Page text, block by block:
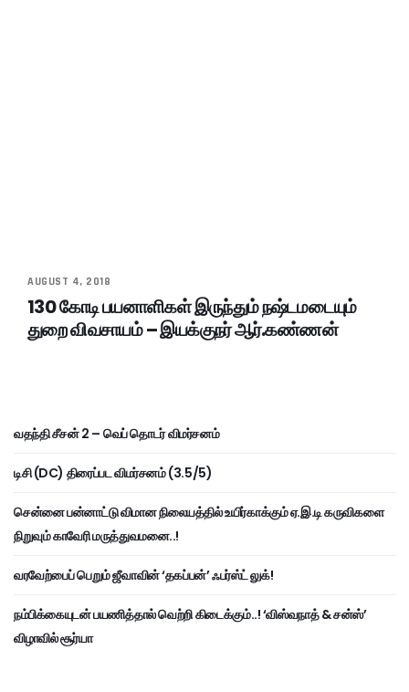
AUGUST 4, 2018
130 கோடி பயனாளிகள் இருந்தும் நஷ்டமடையும்
துறை விவசாயம் – இயக்குநர் ஆர்.கண்ணன்
வதந்தி சீசன் 2 – வெப் தொடர் விமர்சனம்
டிசி (DC) திரைப்பட விமர்சனம் (3.5/5)
சென்னை பன்னாட்டு விமான நிலையத்தில் உயிர்காக்கும் ஏ.இ.டி கருவிகளை
நிறுவும் காவேரி மருத்துவமனை..!
வரவேற்பைப் பெறும் ஜீவாவின் ‘தகப்பன்’ ஃபர்ஸ்ட் லுக்!
நம்பிக்கையுடன் பயணித்தால் வெற்றி கிடைக்கும்..! ‘விஸ்வநாத் & சன்ஸ்’
விழாவில் சூர்யா